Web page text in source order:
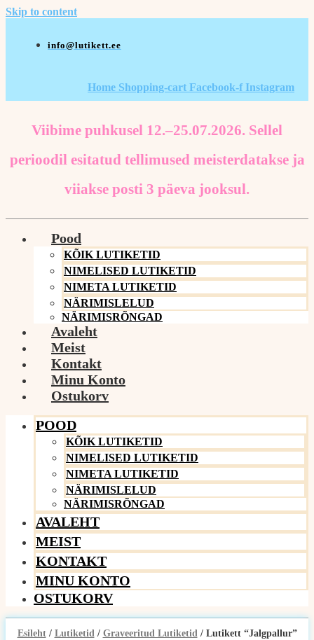
Skip to content
info@lutikett.ee
Home Shopping-cart Facebook-f Instagram
Viibime puhkusel 12.–25.07.2026. Sellel
perioodil esitatud tellimused meisterdatakse ja
viiakse posti 3 päeva jooksul.
Pood
KÕIK LUTIKETID
NIMELISED LUTIKETID
NIMETA LUTIKETID
NÄRIMISLELUD
NÄRIMISRÕNGAD
Avaleht
Meist
Kontakt
Minu Konto
Ostukorv
POOD
KÕIK LUTIKETID
NIMELISED LUTIKETID
NIMETA LUTIKETID
NÄRIMISLELUD
NÄRIMISRÕNGAD
AVALEHT
MEIST
KONTAKT
MINU KONTO
OSTUKORV
Esileht/ Lutiketid/ Graveeritud Lutiketid/ Lutikett “Jalgpallur”